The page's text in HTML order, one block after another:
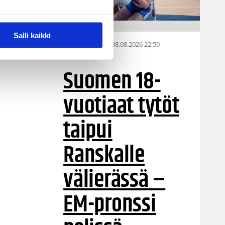
Salli kaikki
EM-kilpailut 08.08.2026 22:50
Suomen 18-
vuotiaat tytöt
taipui
Ranskalle
välierässä –
EM-pronssi